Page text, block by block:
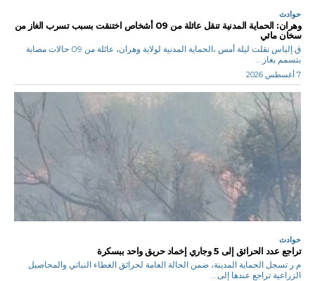
حوادث
وهران: الحماية المدنية تنقل عائلة من 09 أشخاص اختنقت بسبب تسرب الغاز من
سخان مائي
ق.إلياس نقلت ليلة أمس ،الحماية المدنية لولاية وهران، عائلة من 09 حالات مصابة
بتسمم بغاز...
7 أغسطس 2026
حوادث
تراجع عدد الحرائق إلى 5 وجاري إخماد حريق واحد ببسكرة
م.ر تسجل الحماية المدينة، ضمن الحالة العامة لحرائق الغطاء النباتي والمحاصيل
الزراعية تراجع عندها إلى...